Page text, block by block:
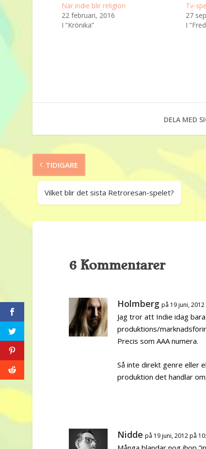
När indie blir religion
22 februari, 2016
I ”Krönika”
Tv-
27
I
DELA MED
TIDIGARE
Vilket blir det sista Retroresan-spelet?
6 Kommentarer
Holmberg på 19 juni,
Jag tror att Indie idag
produktions/
Precis som AAA numera.
Så inte direkt genre eller
produktion det handlar om.
Nidde på 19 juni, 2012 på